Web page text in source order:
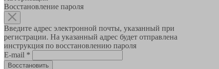
Восстановление пароля
Введите адрес электронной почты, указанный при
регистрации. На указанный адрес будет отправлена
инструкция по восстановлению пароля
E-mail *